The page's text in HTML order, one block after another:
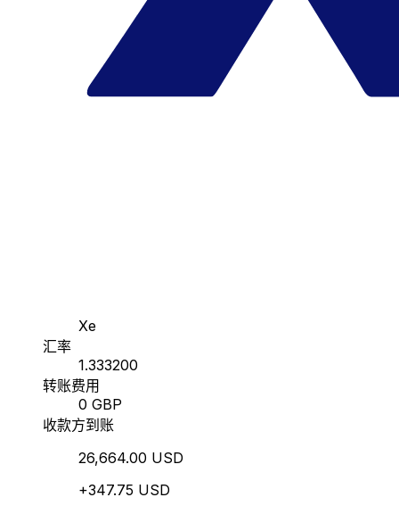
Xe
汇率
1.333200
转账费用
0 GBP
收款方到账
26,664.00 USD
+347.75 USD